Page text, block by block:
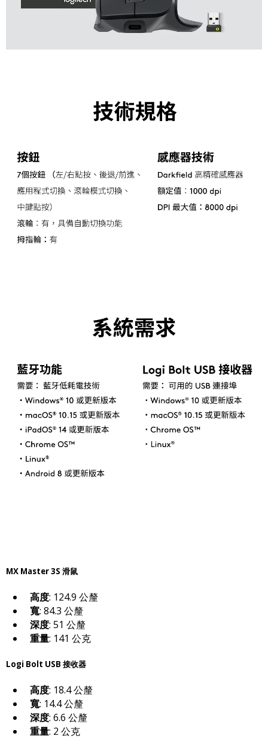
MX Master 3S 滑鼠
高度: 124.9 公釐
寬: 84.3 公釐
深度: 51 公釐
重量: 141 公克
Logi Bolt USB 接收器
高度: 18.4 公釐
寬: 14.4 公釐
深度: 6.6 公釐
重量: 2 公克